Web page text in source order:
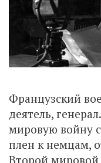
Французский
деятель,
мировую войну
плен к немцам,
Второй